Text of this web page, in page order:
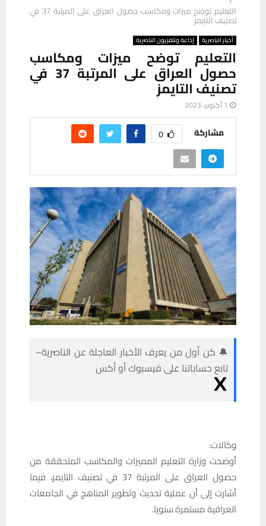
التعليم توضح ميزات ومكاسب حصول العراق على المرتبة 37 في
تصنيف التايمز
أخبار الناصرية إذاعة وتلفزيون الناصرية
التعليم توضح ميزات ومكاسب
حصول العراق على المرتبة 37 في
تصنيف التايمز
1 أكتوبر، 2023
مشاركة 0
🔔 كن أول من يعرف الأخبار العاجلة عن الناصرية–
تابع حساباتنا على فيسبوك أو أكس
وكالات:
أوضحت وزارة التعليم المميزات والمكاسب المتحققة من
حصول العراق على المرتبة 37 في تصنيف التايمز، فيما
أشارت إلى أن عملية تحديث وتطوير المناهج في الجامعات
العراقية مستمرة سنويا.